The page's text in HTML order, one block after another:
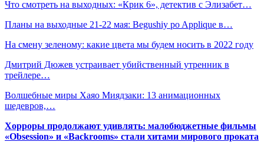
Что смотреть на выходных: «Крик 6», детектив с Элизабет…
Планы на выходные 21-22 мая: Begushiy po Applique в…
На смену зеленому: какие цвета мы будем носить в 2022 году
Дмитрий Дюжев устраивает убийственный утренник в
трейлере…
Волшебные миры Хаяо Миядзаки: 13 анимационных
шедевров,…
Хорроры продолжают удивлять: малобюджетные фильмы
«Obsession» и «Backrooms» стали хитами мирового проката